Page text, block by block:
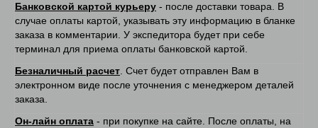
Банковской картой курьеру - после доставки товара. В
случае оплаты картой, указывать эту информацию в бланке
заказа в комментарии. У экспедитора будет при себе
терминал для приема оплаты банковской картой.
Безналичный расчет. Счет будет отправлен Вам в
электронном виде после уточнения с менеджером деталей
заказа.
Он-лайн оплата - при покупке на сайте. После оплаты, на